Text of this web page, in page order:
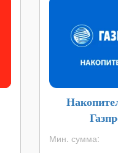
Мин. сумма: